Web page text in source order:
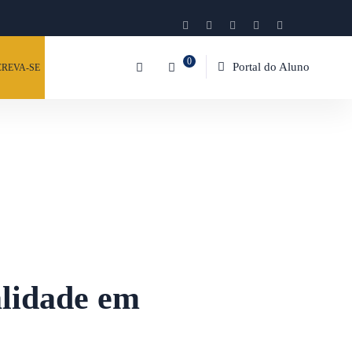
SE
0 Portal do Aluno
em